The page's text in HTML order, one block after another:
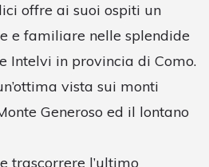
offre ai suoi ospiti un
e familiare nelle splendide
Intelvi in provincia di Como.
vista sui monti
Generoso ed il lontano
trascorrere l’ultimo